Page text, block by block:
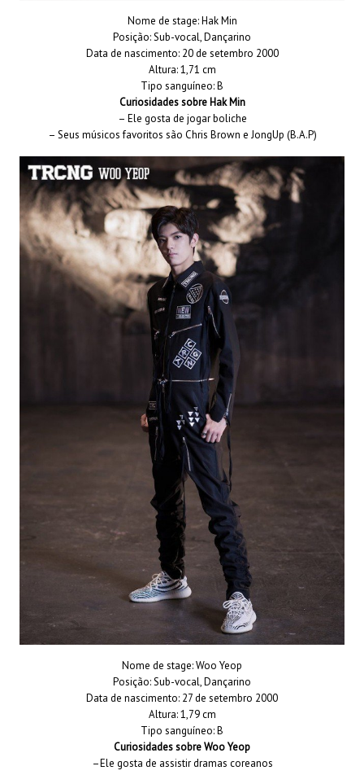
Nome de stage: Hak Min
Posição: Sub-vocal, Dançarino
Data de nascimento: 20 de setembro 2000
Altura: 1,71 cm
Tipo sanguíneo: B
Curiosidades sobre Hak Min
– Ele gosta de jogar boliche
– Seus músicos favoritos são Chris Brown e JongUp (B.A.P)
Nome de stage: Woo Yeop
Posição: Sub-vocal, Dançarino
Data de nascimento: 27 de setembro 2000
Altura: 1,79 cm
Tipo sanguíneo: B
Curiosidades sobre Woo Yeop
–Ele gosta de assistir dramas coreanos